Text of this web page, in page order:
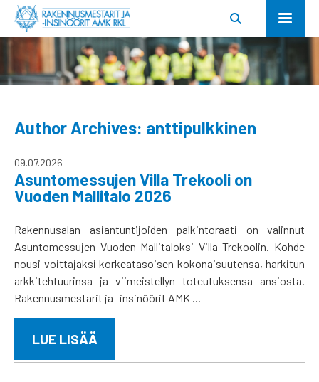
Author Archives: anttipulkkinen
09.07.2026
Asuntomessujen Villa Trekooli on
Vuoden Mallitalo 2026
Rakennusalan asiantuntijoiden palkintoraati on valinnut
Asuntomessujen Vuoden Mallitaloksi Villa Trekoolin. Kohde
nousi voittajaksi korkeatasoisen kokonaisuutensa, harkitun
arkkitehtuurinsa ja viimeistellyn toteutuksensa ansiosta.
Rakennusmestarit ja -insinöörit AMK ...
LUE LISÄÄ